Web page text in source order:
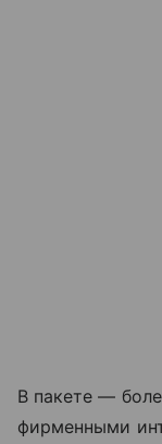
В пакете —
фирменными